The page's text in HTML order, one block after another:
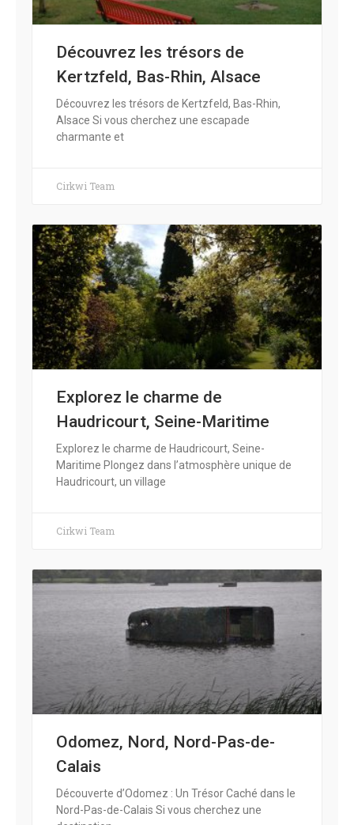
Découvrez les trésors de
Kertzfeld, Bas-Rhin, Alsace
Découvrez les trésors de Kertzfeld, Bas-Rhin,
Alsace Si vous cherchez une escapade
charmante et
Cirkwi Team
Explorez le charme de
Haudricourt, Seine-Maritime
Explorez le charme de Haudricourt, Seine-
Maritime Plongez dans l’atmosphère unique de
Haudricourt, un village
Cirkwi Team
Odomez, Nord, Nord-Pas-de-
Calais
Découverte d’Odomez : Un Trésor Caché dans le
Nord-Pas-de-Calais Si vous cherchez une